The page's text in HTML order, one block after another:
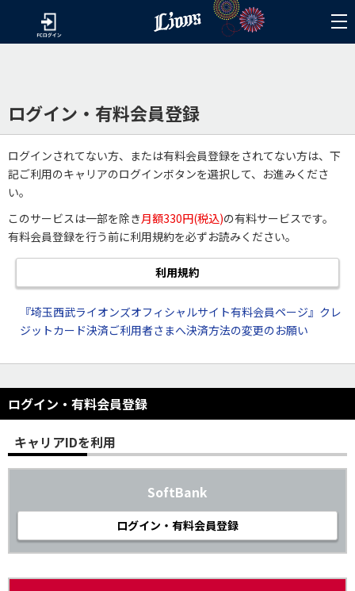
ログイン・有料会員登録
ログインされてない方、または有料会員登録をされてない方は、下
記ご利用のキャリアのログインボタンを選択して、お進みくださ
い。
このサービスは一部を除き月額330円(税込)の有料サービスです。
有料会員登録を行う前に利用規約を必ずお読みください。
利用規約
『埼玉西武ライオンズオフィシャルサイト有料会員ページ』クレ
ジットカード決済ご利用者さまへ決済方法の変更のお願い
ログイン・有料会員登録
キャリアIDを利用
SoftBank
ログイン・有料会員登録